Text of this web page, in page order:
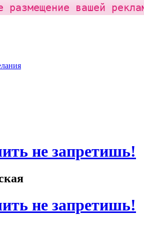
не запретишь!
не запретишь!
размещение вашей